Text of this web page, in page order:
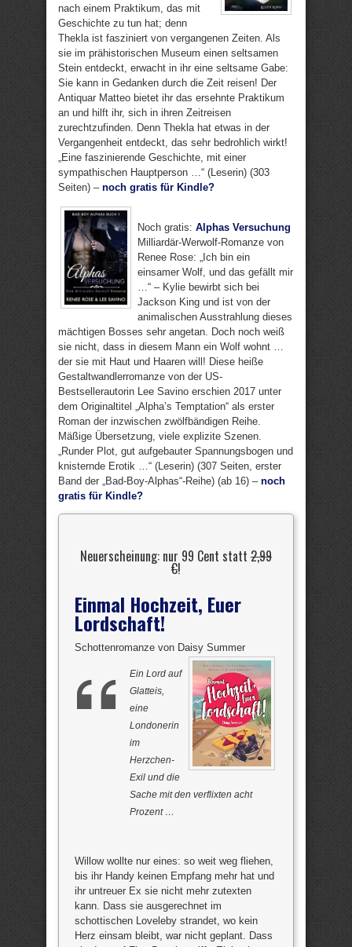
nach einem Praktikum, das mit
Geschichte zu tun hat; denn
Thekla ist fasziniert von vergangenen Zeiten. Als
sie im prähistorischen Museum einen seltsamen
Stein entdeckt, erwacht in ihr eine seltsame Gabe:
Sie kann in Gedanken durch die Zeit reisen! Der
Antiquar Matteo bietet ihr das ersehnte Praktikum
an und hilft ihr, sich in ihren Zeitreisen
zurechtzufinden. Denn Thekla hat etwas in der
Vergangenheit entdeckt, das sehr bedrohlich wirkt!
„Eine faszinierende Geschichte, mit einer
sympathischen Hauptperson …“ (Leserin) (303
Seiten) – noch gratis für Kindle?
Noch gratis: Alphas Versuchung
Milliardär-Werwolf-Romanze von
Renee Rose: „Ich bin ein
einsamer Wolf, und das gefällt mir
…“ – Kylie bewirbt sich bei
Jackson King und ist von der
animalischen Ausstrahlung dieses
mächtigen Bosses sehr angetan. Doch noch weiß
sie nicht, dass in diesem Mann ein Wolf wohnt …
der sie mit Haut und Haaren will! Diese heiße
Gestaltwandlerromanze von der US-
Bestsellerautorin Lee Savino erschien 2017 unter
dem Originaltitel „Alpha’s Temptation“ als erster
Roman der inzwischen zwölfbändigen Reihe.
Mäßige Übersetzung, viele explizite Szenen.
„Runder Plot, gut aufgebauter Spannungsbogen und
knisternde Erotik …“ (Leserin) (307 Seiten, erster
Band der „Bad-Boy-Alphas“-Reihe) (ab 16) – noch
gratis für Kindle?
Neuerscheinung: nur 99 Cent statt 2,99
€!
Einmal Hochzeit, Euer
Lordschaft!
Schottenromanze von Daisy Summer
Ein Lord auf
Glatteis,
eine
Londonerin
im
Herzchen-
Exil und die
Sache mit den verflixten acht
Prozent …
Willow wollte nur eines: so weit weg fliehen,
bis ihr Handy keinen Empfang mehr hat und
ihr untreuer Ex sie nicht mehr zutexten
kann. Dass sie ausgerechnet im
schottischen Loveleby strandet, wo kein
Herz einsam bleibt, war nicht geplant. Dass